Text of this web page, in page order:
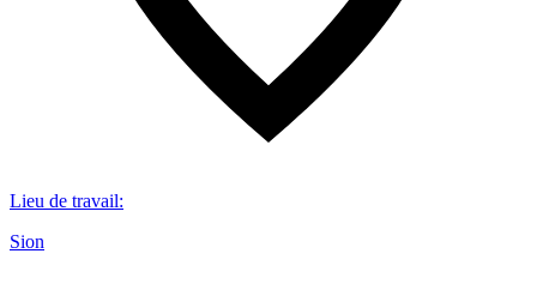
Lieu de travail:
Sion